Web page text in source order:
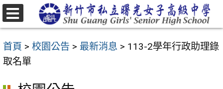
跳
至
要
內
首頁 > 校園公告 > 最新消息 > 113-2學年行政助理錄
取名單
選
單